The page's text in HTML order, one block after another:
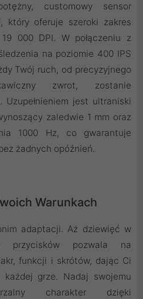
customowy sensor
który oferuje szeroki zakres
000 DPI. W połączeniu z
na poziomie 400 IPS
Twój ruch, od precyzyjnego
zwrot, zostanie
Uzupełnieniem jest ultraniski
zaledwie 1 mm oraz
1000 Hz, co gwarantuje
żadnych opóźnień.
Warunkach
adaptacji. Aż dziewięć w
przycisków pozwala na
funkcji i skrótów, dając Ci
grze. Nadaj swojemu
charakter dzięki